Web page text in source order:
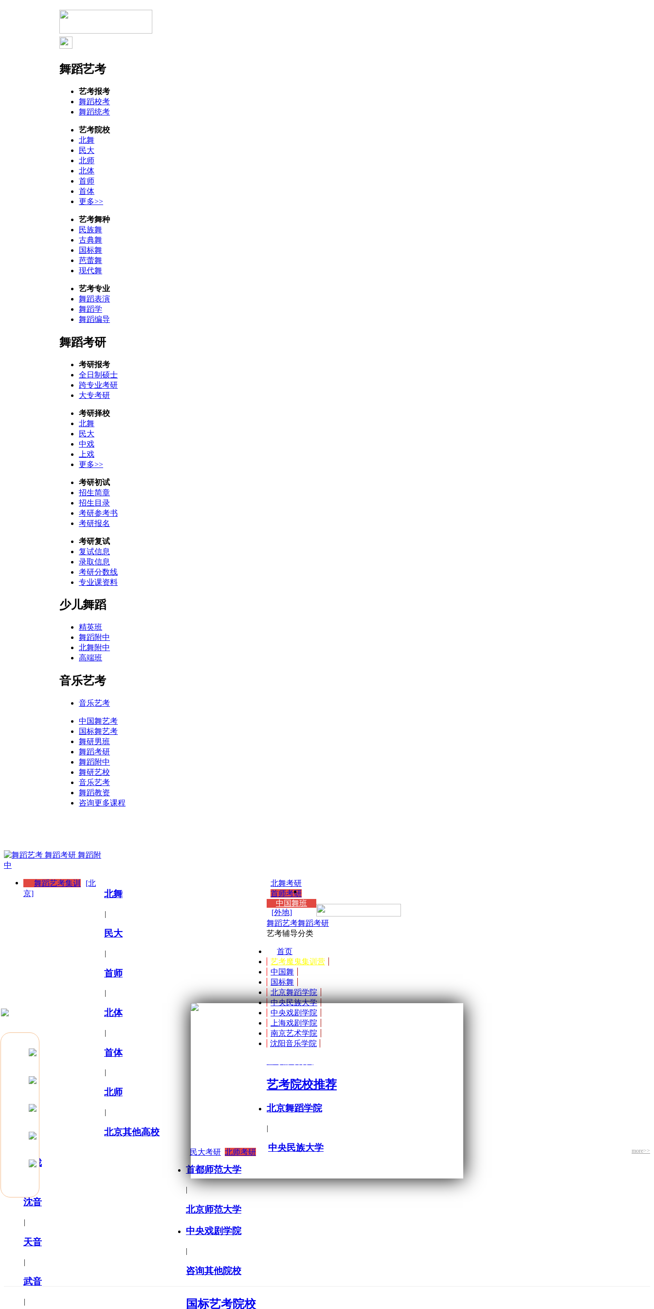
舞蹈艺考
艺考报考
舞蹈校考
舞蹈统考
艺考院校
北舞
民大
北师
北体
首师
首体
更多>>
艺考舞种
民族舞
古典舞
国标舞
芭蕾舞
现代舞
艺考专业
舞蹈表演
舞蹈学
舞蹈编导
舞蹈考研
考研报考
全日制硕士
跨专业考研
大专考研
考研择校
北舞
民大
中戏
上戏
更多>>
考研初试
招生简章
招生目录
考研参考书
考研报名
考研复试
复试信息
录取信息
考研分数线
专业课资料
少儿舞蹈
精英班
舞蹈附中
北舞附中
高端班
音乐艺考
音乐艺考
中国舞艺考
国标舞艺考
舞研男班
舞蹈考研
舞蹈附中
舞研艺校
音乐艺考
舞蹈教资
咨询更多课程
舞蹈艺考集训
[北
京]
北舞
|
民大
|
首师
北体
|
首体
|
北师
|
北京其他高校
北舞考研
首师考研
中国舞班
[外地]
上戏
沈音
|
天音
|
武音
|
民大考研 北师考研
舞蹈艺考舞蹈考研
艺考辅导分类
首页
艺考魔鬼集训营
中国舞
国标舞
北京舞蹈学院
中央民族大学
中央戏剧学院
上海戏剧学院
南京艺术学院
沈阳音乐学院
艺考院校推荐
more>>
北京舞蹈学院
|
中央民族大学
首都师范大学
|
北京师范大学
中央戏剧学院
|
咨询其他院校
国标艺考院校